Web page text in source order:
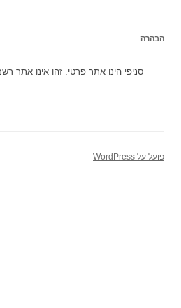
הבהרה
סניפי הינו אתר פרטי. זהו אינו אתר
פועל על WordPress